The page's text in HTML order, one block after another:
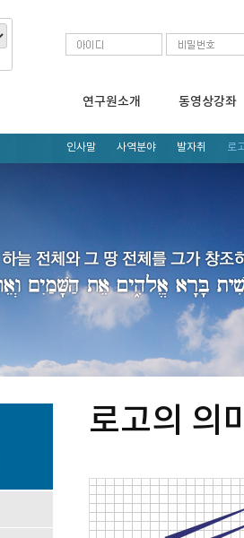
연구원소개 동영상강좌
인사말 사역분야 발자취 로
로고의 의